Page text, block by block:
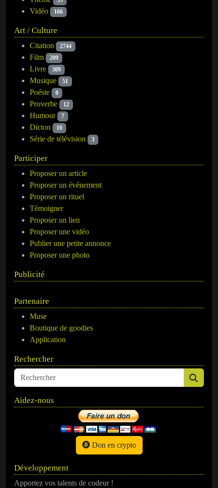
Vidéo 166
Art / Culture
Citation 2744
Film 209
Livre 309
Musique 51
Poésie 0
Proverbe 12
Humour 7
Dicton 10
Série de télévision 3
Participer
Proposer un article
Proposer un événement
Proposer un rituel
Témoigner
Proposer un lien
Proposer une vidéo
Publier une petite annonce
Proposer une photo
Publicité
Partenaire
Muse
Boutique de goodies
Application
Rechercher
Aidez-nous
Don en crypto
Développement
Apportez vos talents de codeur !